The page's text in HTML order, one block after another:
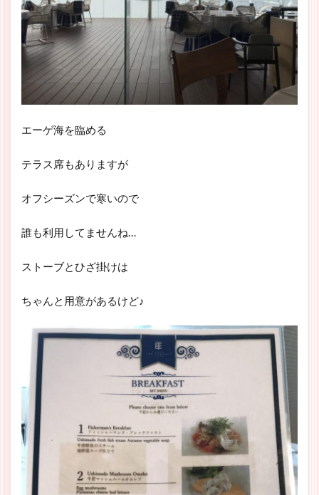
エーゲ海を臨める
テラス席もありますが
オフシーズンで寒いので
誰も利用してませんね…
ストーブとひざ掛けは
ちゃんと用意があるけど♪